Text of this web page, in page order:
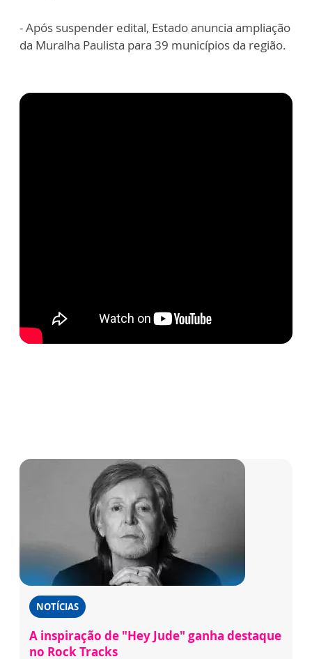
- Após suspender edital, Estado anuncia ampliação
da Muralha Paulista para 39 municípios da região.
NOTÍCIAS
A inspiração de "Hey Jude" ganha destaque
no Rock Tracks